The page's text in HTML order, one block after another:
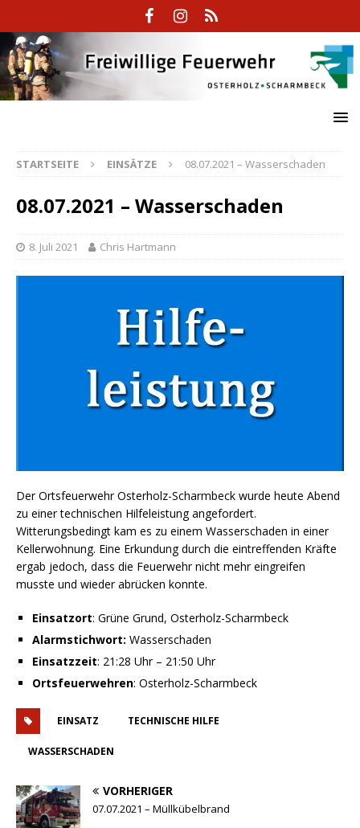
STARTSEITE EINSÄTZE 08.07.2021 – Wasserschaden
08.07.2021 – Wasserschaden
8. Juli 2021 Chris Hartmann
Der Ortsfeuerwehr Osterholz-Scharmbeck wurde heute Abend
zu einer technischen Hilfeleistung angefordert.
Witterungsbedingt kam es zu einem Wasserschaden in einer
Kellerwohnung. Eine Erkundung durch die eintreffenden Kräfte
ergab jedoch, dass die Feuerwehr nicht mehr eingreifen
musste und wieder abrücken konnte.
Einsatzort: Grüne Grund, Osterholz-Scharmbeck
Alarmstichwort: Wasserschaden
Einsatzzeit: 21:28 Uhr – 21:50 Uhr
Ortsfeuerwehren: Osterholz-Scharmbeck
EINSATZ TECHNISCHE HILFE
WASSERSCHADEN
VORHERIGER
07.07.2021 – Müllkübelbrand